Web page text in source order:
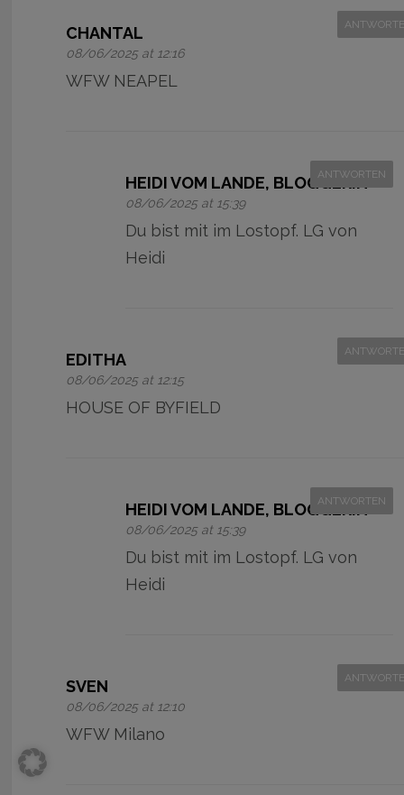
CHANTAL
08/06/2025 at 12:16
WFW NEAPEL
HEIDI VOM LANDE, BLOGGERIN
08/06/2025 at 15:39
ANTWORTEN
Du bist mit im Lostopf. LG von
Heidi
EDITHA
08/06/2025 at 12:15
HOUSE OF BYFIELD
HEIDI VOM LANDE, BLOGGERIN
08/06/2025 at 15:39
ANTWORTEN
Du bist mit im Lostopf. LG von
Heidi
SVEN
08/06/2025 at 12:10
WFW Milano